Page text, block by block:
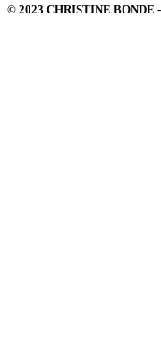
© 2023 CHRISTINE BONDE